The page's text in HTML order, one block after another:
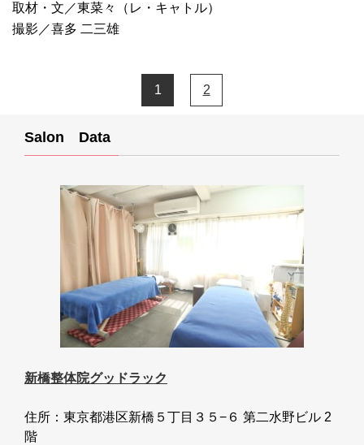
取材・文／東菜々（レ・キャトル）
撮影／喜多 二三雄
1 2
Salon Data
新橋整体院グッドラック
住所：東京都港区新橋５丁目３５−６ 第二水野ビル 2
階